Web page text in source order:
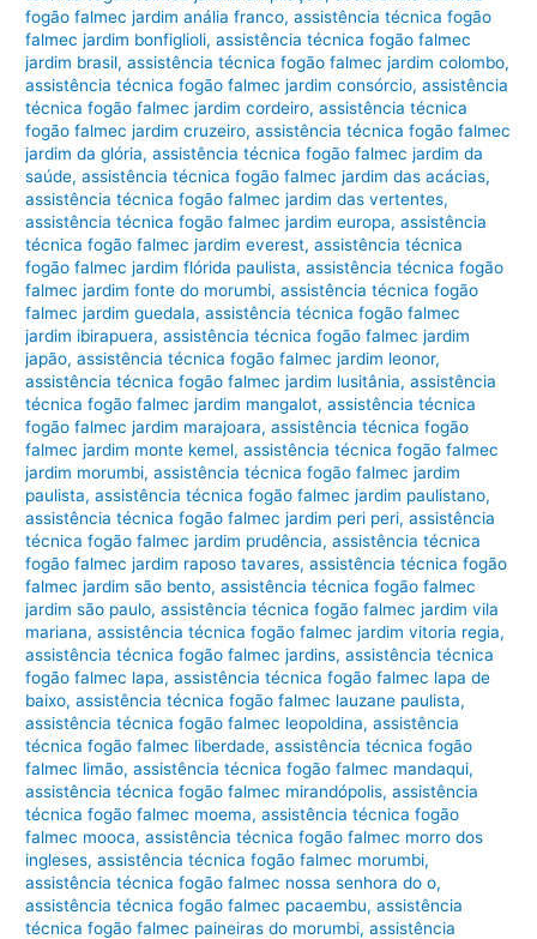
fogão falmec jardim anália franco,assistência técnica fogão
falmec jardim bonfiglioli,assistência técnica fogão falmec
jardim brasil,assistência técnica fogão falmec jardim colombo,
assistência técnica fogão falmec jardim consórcio,assistência
técnica fogão falmec jardim cordeiro,assistência técnica
fogão falmec jardim cruzeiro,assistência técnica fogão falmec
jardim da glória,assistência técnica fogão falmec jardim da
saúde,assistência técnica fogão falmec jardim das acácias,
assistência técnica fogão falmec jardim das vertentes,
assistência técnica fogão falmec jardim europa,assistência
técnica fogão falmec jardim everest,assistência técnica
fogão falmec jardim flórida paulista,assistência técnica fogão
falmec jardim fonte do morumbi,assistência técnica fogão
falmec jardim guedala,assistência técnica fogão falmec
jardim ibirapuera,assistência técnica fogão falmec jardim
japão,assistência técnica fogão falmec jardim leonor,
assistência técnica fogão falmec jardim lusitânia,assistência
técnica fogão falmec jardim mangalot,assistência técnica
fogão falmec jardim marajoara,assistência técnica fogão
falmec jardim monte kemel,assistência técnica fogão falmec
jardim morumbi,assistência técnica fogão falmec jardim
paulista,assistência técnica fogão falmec jardim paulistano,
assistência técnica fogão falmec jardim peri peri,assistência
técnica fogão falmec jardim prudência,assistência técnica
fogão falmec jardim raposo tavares,assistência técnica fogão
falmec jardim são bento,assistência técnica fogão falmec
jardim são paulo,assistência técnica fogão falmec jardim vila
mariana,assistência técnica fogão falmec jardim vitoria regia,
assistência técnica fogão falmec jardins,assistência técnica
fogão falmec lapa,assistência técnica fogão falmec lapa de
baixo,assistência técnica fogão falmec lauzane paulista,
assistência técnica fogão falmec leopoldina,assistência
técnica fogão falmec liberdade,assistência técnica fogão
falmec limão,assistência técnica fogão falmec mandaqui,
assistência técnica fogão falmec mirandópolis,assistência
técnica fogão falmec moema,assistência técnica fogão
falmec mooca,assistência técnica fogão falmec morro dos
ingleses,assistência técnica fogão falmec morumbi,
assistência técnica fogão falmec nossa senhora do o,
assistência técnica fogão falmec pacaembu,assistência
técnica fogão falmec paineiras do morumbi,assistência